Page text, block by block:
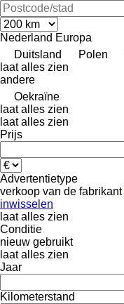
Nederland Europa
Duitsland
Polen
laat alles zien
andere
Oekraïne
laat alles zien
laat alles zien
Prijs
Advertentietype
verkoop van de fabrikant
inwisselen
laat alles zien
Conditie
nieuw gebruikt
laat alles zien
Jaar
Kilometerstand